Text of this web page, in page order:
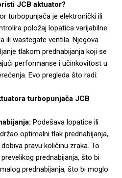
JCB aktuator?
turbopunjača je elektronički ili
položaj lopatica varijabilne
ili wastegate ventila. Njegova
tlakom prednabijanja koji se
performanse i učinkovitost u
Evo pregleda što radi:
turbopunjača JCB
Podešava lopatice ili
optimalni tlak prednabijanja,
pravu količinu zraka. To
prednabijanja, što bi
prednabijanja, što bi moglo